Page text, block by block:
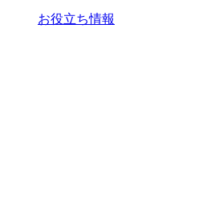
お役立ち情報